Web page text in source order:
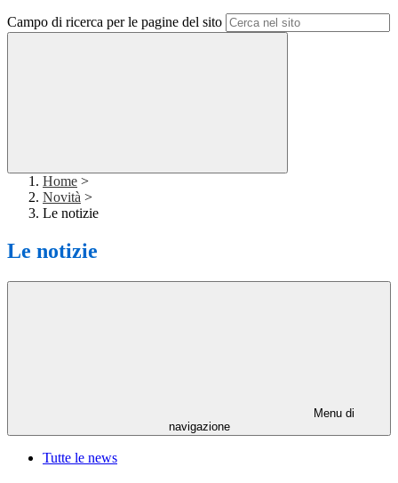
Campo di ricerca per le pagine del sito
Home >
Novità >
Le notizie
Le notizie
Menu di
navigazione
Tutte le news